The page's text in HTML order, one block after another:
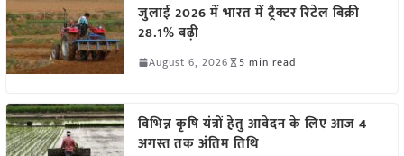
जुलाई 2026 में भारत में ट्रैक्टर रिटेल बिक्री
28.1% बढ़ी
August 6, 2026 5 min read
विभिन्न कृषि यंत्रों हेतु आवेदन के लिए आज 4
अगस्त तक अंतिम तिथि